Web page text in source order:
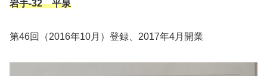
岩手-32 平泉
第46回（2016年10月）登録、2017年4月開業